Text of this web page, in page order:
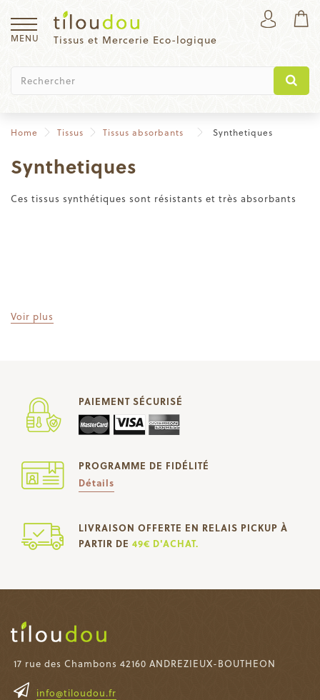
Tissus et Mercerie Eco-logique
MENU
Home Tissus Tissus absorbants Synthetiques
Synthetiques
Ces tissus synthétiques sont résistants et très absorbants
Voir plus
PAIEMENT SÉCURISÉ
PROGRAMME DE FIDÉLITÉ
Détails
LIVRAISON OFFERTE EN RELAIS PICKUP À
PARTIR DE 49€ D'ACHAT.
17 rue des Chambons 42160 ANDREZIEUX-BOUTHEON
info@tiloudou.fr